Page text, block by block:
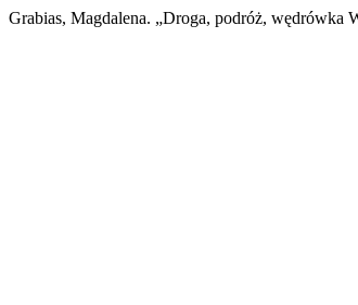
Grabias, Magdalena. „Droga, podróż, wędrówka